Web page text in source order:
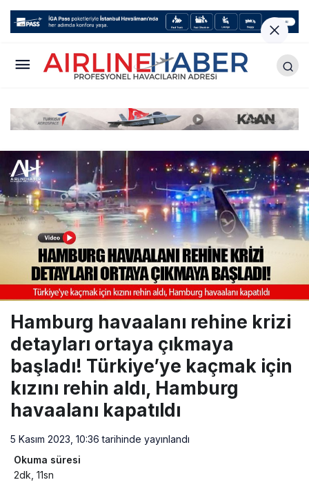
Hamburg havaalanı rehine krizi
detayları ortaya çıkmaya
başladı! Türkiye’ye kaçmak için
kızını rehin aldı, Hamburg
havaalanı kapatıldı
5 Kasım 2023, 10:36 tarihinde yayınlandı
Okuma süresi
2dk, 11sn